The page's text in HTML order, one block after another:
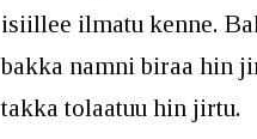
isiillee ilmatu kenne.
bakka namni biraa hin
takka tolaatuu hin jirtu.